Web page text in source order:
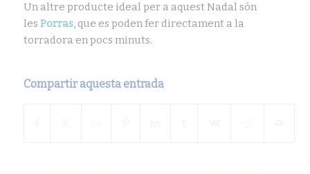
Un altre producte ideal per a aquest Nadal són
les Porras, que es poden fer directament a la
torradora en pocs minuts.
Compartir aquesta entrada